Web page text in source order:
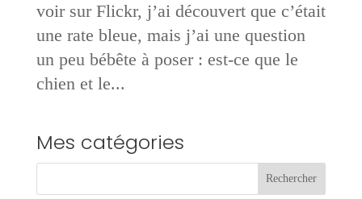
voir sur Flickr, j’ai découvert que c’était
une rate bleue, mais j’ai une question
un peu bébête à poser : est-ce que le
chien et le...
Mes catégories